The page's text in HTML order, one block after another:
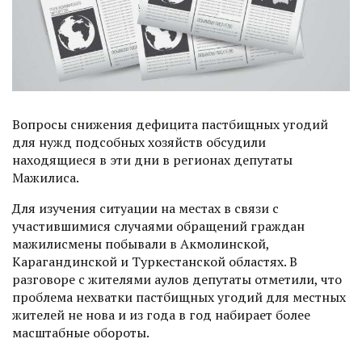
Вопросы снижения дефицита пастбищных угодий
для нужд подсобных хозяйств обсудили
находящиеся в эти дни в регионах депутаты
Мажилиса.
Для изучения ситуации на местах в связи с
участившимися случаями обращений граждан
мажилисмены побывали в Акмолинской,
Карагандинской и Туркестанской областях. В
разговоре с жителями аулов депутаты отметили, что
проблема нехватки пастбищных угодий для местных
жителей не нова и из года в год набирает более
масштабные обороты.